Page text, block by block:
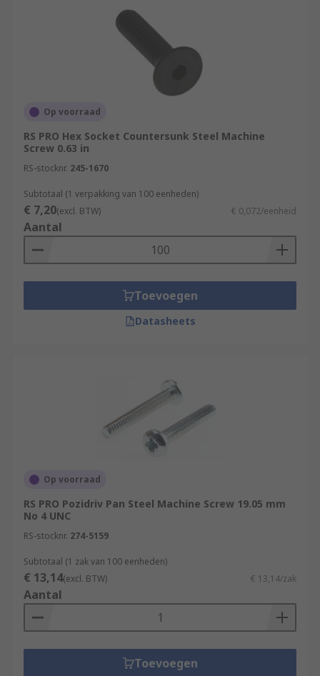
Op voorraad
RS PRO Hex Socket Countersunk Steel Machine
Screw 0.63 in
RS-stocknr. 245-1670
Subtotaal (1 verpakking van 100 eenheden)
€ 7,20(excl. BTW) € 0,072/eenheid
Aantal
Toevoegen
Datasheets
Op voorraad
RS PRO Pozidriv Pan Steel Machine Screw 19.05 mm
No 4 UNC
RS-stocknr. 274-5159
Subtotaal (1 zak van 100 eenheden)
€ 13,14(excl. BTW) € 13,14/zak
Aantal
Toevoegen